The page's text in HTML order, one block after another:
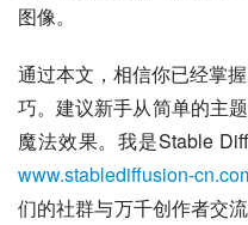
图像。
通过本文，相信你已经掌
巧。建议新手从简单的主
魔法效果。我是Stable
www.stablediffusion-
们的社群与万千创作者交